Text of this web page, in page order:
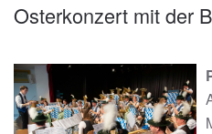
Osterkonzert mit der